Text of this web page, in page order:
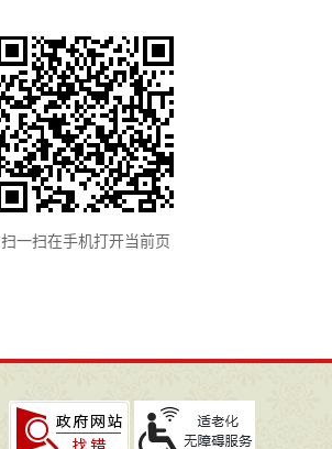
扫一扫在手机打开当前页